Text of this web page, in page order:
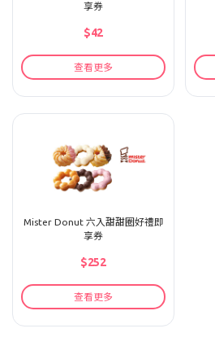
享券
$42
查看更多
Mister Donut 六入甜甜圈好禮即
享券
$252
查看更多